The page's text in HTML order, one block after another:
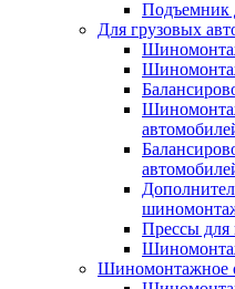
Подъемник
Для грузовых
Прессы для
Шиномонтажное